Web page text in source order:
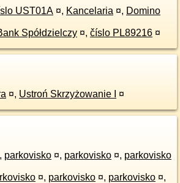
UST01A ¤, Kancelaria ¤, Domino
Spółdzielczy ¤, číslo PL89216 ¤
¤, Ustroń Skrzyżowanie I ¤
, parkovisko ¤, parkovisko ¤, parkovisko
¤, parkovisko ¤, parkovisko ¤,